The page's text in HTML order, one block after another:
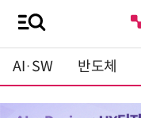
AI·SW 반도체